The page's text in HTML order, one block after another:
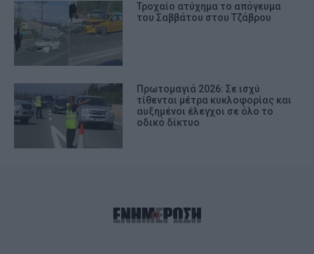
Τροχαίο ατύχημα το απόγευμα
του Σαββάτου στου Τζάβρου
Πρωτομαγιά 2026: Σε ισχύ
τίθενται μέτρα κυκλοφορίας και
αυξημένοι έλεγχοι σε όλο το
οδικό δίκτυο